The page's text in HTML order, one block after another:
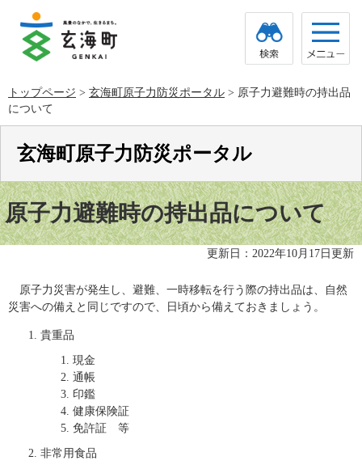
で
す。
ば
し
て
トップページ > 玄海町原子力防災ポータル > 原子力避難時の持出品
について
玄海町原子力防災ポータル
本
文原子力避難時の持出品について
更新日：2022年10月17日更新
原子力災害が発生し、避難、一時移転を行う際の持出品は、自然
災害への備えと同じですので、日頃から備えておきましょう。
貴重品
現金
通帳
印鑑
健康保険証
免許証 等
非常用食品